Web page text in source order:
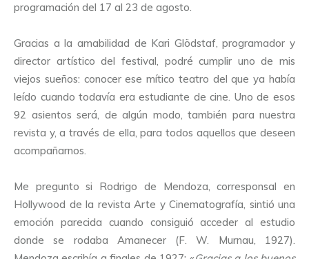
programación del 17 al 23 de agosto.
Gracias a la amabilidad de Kari Glödstaf, programador y
director artístico del festival, podré cumplir uno de mis
viejos sueños: conocer ese mítico teatro del que ya había
leído cuando todavía era estudiante de cine. Uno de esos
92 asientos será, de algún modo, también para nuestra
revista y, a través de ella, para todos aquellos que deseen
acompañarnos.
Me pregunto si Rodrigo de Mendoza, corresponsal en
Hollywood de la revista Arte y Cinematografía, sintió una
emoción parecida cuando consiguió acceder al estudio
donde se rodaba Amanecer (F. W. Murnau, 1927).